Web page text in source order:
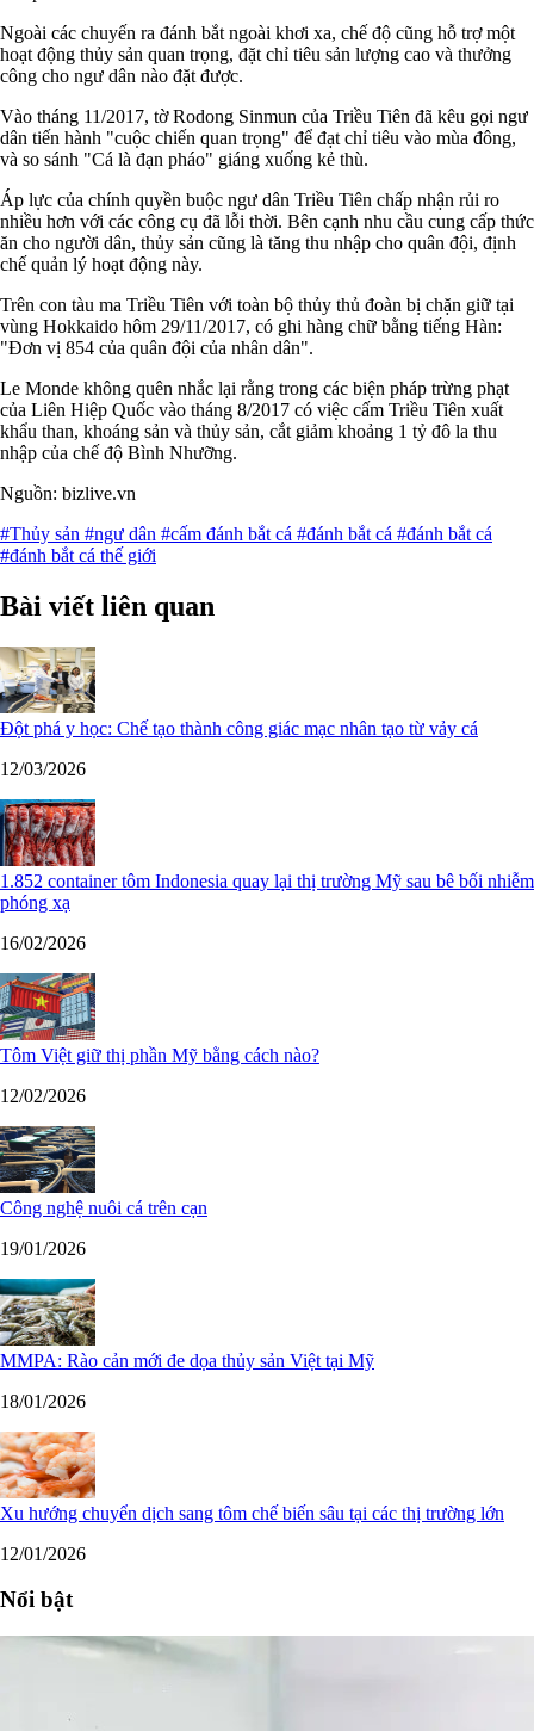
Ngoài các chuyến ra đánh bắt ngoài khơi xa, chế độ cũng hỗ trợ một
hoạt động thủy sản quan trọng, đặt chỉ tiêu sản lượng cao và thưởng
công cho ngư dân nào đặt được.
Vào tháng 11/2017, tờ Rodong Sinmun của Triều Tiên đã kêu gọi ngư
dân tiến hành "cuộc chiến quan trọng" để đạt chỉ tiêu vào mùa đông,
và so sánh "Cá là đạn pháo" giáng xuống kẻ thù.
Áp lực của chính quyền buộc ngư dân Triều Tiên chấp nhận rủi ro
nhiều hơn với các công cụ đã lỗi thời. Bên cạnh nhu cầu cung cấp thức
ăn cho người dân, thủy sản cũng là tăng thu nhập cho quân đội, định
chế quản lý hoạt động này.
Trên con tàu ma Triều Tiên với toàn bộ thủy thủ đoàn bị chặn giữ tại
vùng Hokkaido hôm 29/11/2017, có ghi hàng chữ bằng tiếng Hàn:
"Đơn vị 854 của quân đội của nhân dân".
Le Monde không quên nhắc lại rằng trong các biện pháp trừng phạt
của Liên Hiệp Quốc vào tháng 8/2017 có việc cấm Triều Tiên xuất
khẩu than, khoáng sản và thủy sản, cắt giảm khoảng 1 tỷ đô la thu
nhập của chế độ Bình Nhưỡng.
Nguồn: bizlive.vn
#Thủy sản #ngư dân #cấm đánh bắt cá #đánh bắt cá #đánh bắt cá
#đánh bắt cá thế giới
Bài viết liên quan
Đột phá y học: Chế tạo thành công giác mạc nhân tạo từ vảy cá
12/03/2026
1.852 container tôm Indonesia quay lại thị trường Mỹ sau bê bối nhiễm
phóng xạ
16/02/2026
Tôm Việt giữ thị phần Mỹ bằng cách nào?
12/02/2026
Công nghệ nuôi cá trên cạn
19/01/2026
MMPA: Rào cản mới đe dọa thủy sản Việt tại Mỹ
18/01/2026
Xu hướng chuyển dịch sang tôm chế biến sâu tại các thị trường lớn
12/01/2026
Nổi bật